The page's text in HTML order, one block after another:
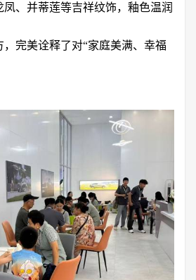
、并蒂莲等吉祥纹饰，釉色温润
完美诠释了对“家庭美满、幸福